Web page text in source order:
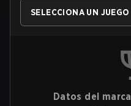
SELECCIONA UN JUEGO
Datos del